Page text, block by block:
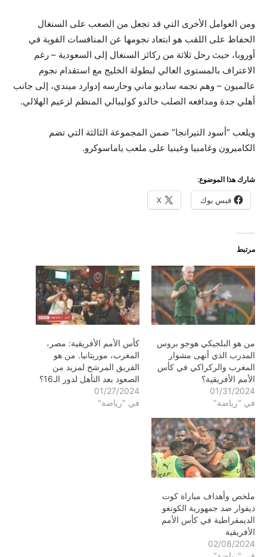
ومن العوامل الأخرى التي قد تجعل من الصعب على السنغال
الحفاظ على اللقب هو ابتعاد نجومها عن المنافسات القوية في
أوروبا، حيث رحل ثلاثة من ركائز السنغال إلى السعودية – رغم
الاعتراف بالمستوى العالي لبطولة الخليج مع استقدام نجوم
عالميون – وهم نجمه ساديو ماني وحارسه إدوارد ميندي، إلى جانب
أهلي جدة ومدافعه الصلب خالدو كوليبالي المنظم لزعيم الهلالي.
ويلعب “أسود التيرانجا” ضمن المجموعة الثالثة التي تضم
الكاميرون وغامبيا وغينيا على ملعب ياماسوكرو.
شارك هذا الموضوع:
فيس بوك X
مرتبط
من هو البلجيكي هوجو بروس
المدرب الذي أنهى مشوار
المغرب والركراكي في كأس
الأمم الأفريقية؟
01/31/2024
في "رياضة"
كأس الأمم الأفريقية: مصر،
المغرب، موريتانيا. من هو
الفريق المرشح لمزيد من
الصعود بعد التأهل لدور الـ16؟
01/27/2024
في "رياضة"
ملخص وأهداف مباراة كوت
ديفوار ضد جمهورية الكونغو
الديمقراطية في كأس الأمم
الأفريقية
02/08/2024